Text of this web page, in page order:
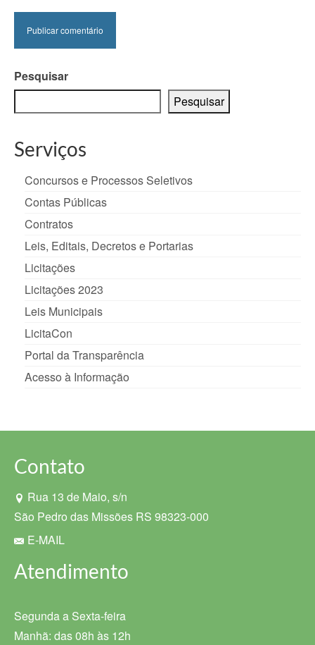
Pesquisar
Pesquisar
Serviços
Concursos e Processos Seletivos
Contas Públicas
Contratos
Leis, Editais, Decretos e Portarias
Licitações
Licitações 2023
Leis Municipais
LicitaCon
Portal da Transparência
Acesso à Informação
Contato
Rua 13 de Maio, s/n
São Pedro das Missões RS 98323-000
E-MAIL
Atendimento
Segunda a Sexta-feira
Manhã: das 08h às 12h